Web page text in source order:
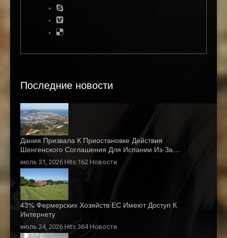
Последние новости
Дания Призвала К Приостановке Действия
Шенгенского Соглашения Для Испании Из-За…
июль 31, 2026 Hits:162 Новости
43% Фермерских Хозяйств ЕС Имеют Доступ К
Интернету
июль 24, 2026 Hits:364Новости